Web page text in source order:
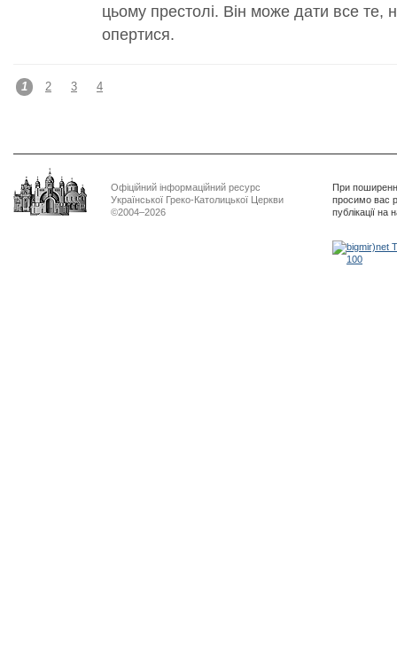
цьому престолі. Він може дати все
опертися.
1 2 3 4
Офіційний інформаційний ресурс
Української Греко-Католицької Церкви
©2004–2026
При
просимо вас
публікації на